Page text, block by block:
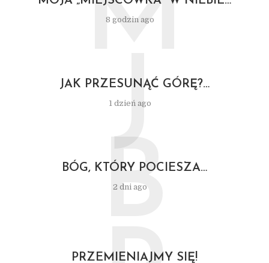
8 godzin ago
JAK PRZESUNĄĆ GÓRĘ?…
1 dzień ago
J
BÓG, KTÓRY POCIESZA…
2 dni ago
B
PRZEMIENIAJMY SIĘ!